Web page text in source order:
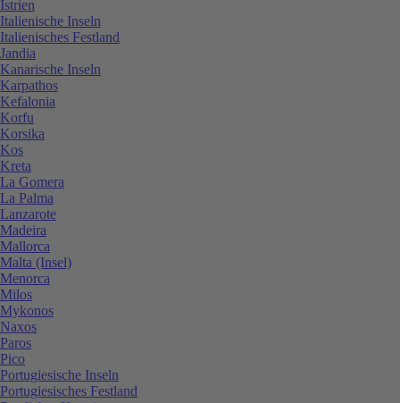
Istrien
Italienische Inseln
Italienisches Festland
Jandia
Kanarische Inseln
Karpathos
Kefalonia
Korfu
Korsika
Kos
Kreta
La Gomera
La Palma
Lanzarote
Madeira
Mallorca
Malta (Insel)
Menorca
Milos
Mykonos
Naxos
Paros
Pico
Portugiesische Inseln
Portugiesisches Festland